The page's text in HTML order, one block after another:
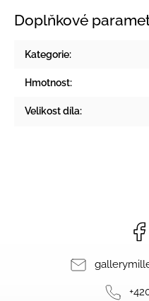
Doplňkové
Kategorie:
Hmotnost:
Velikost díla: